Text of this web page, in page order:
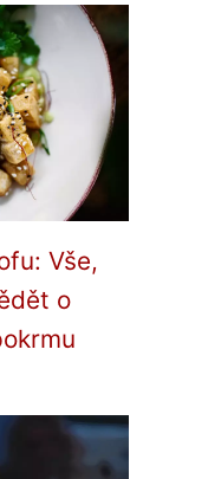
Vše,
o